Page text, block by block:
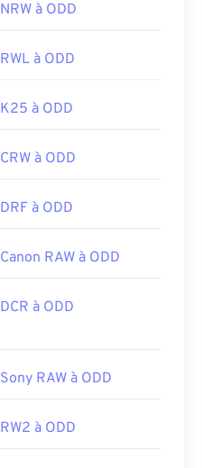
NRW à ODD
RWL à ODD
K25 à ODD
CRW à ODD
DRF à ODD
Canon RAW à ODD
DCR à ODD
Sony RAW à ODD
RW2 à ODD